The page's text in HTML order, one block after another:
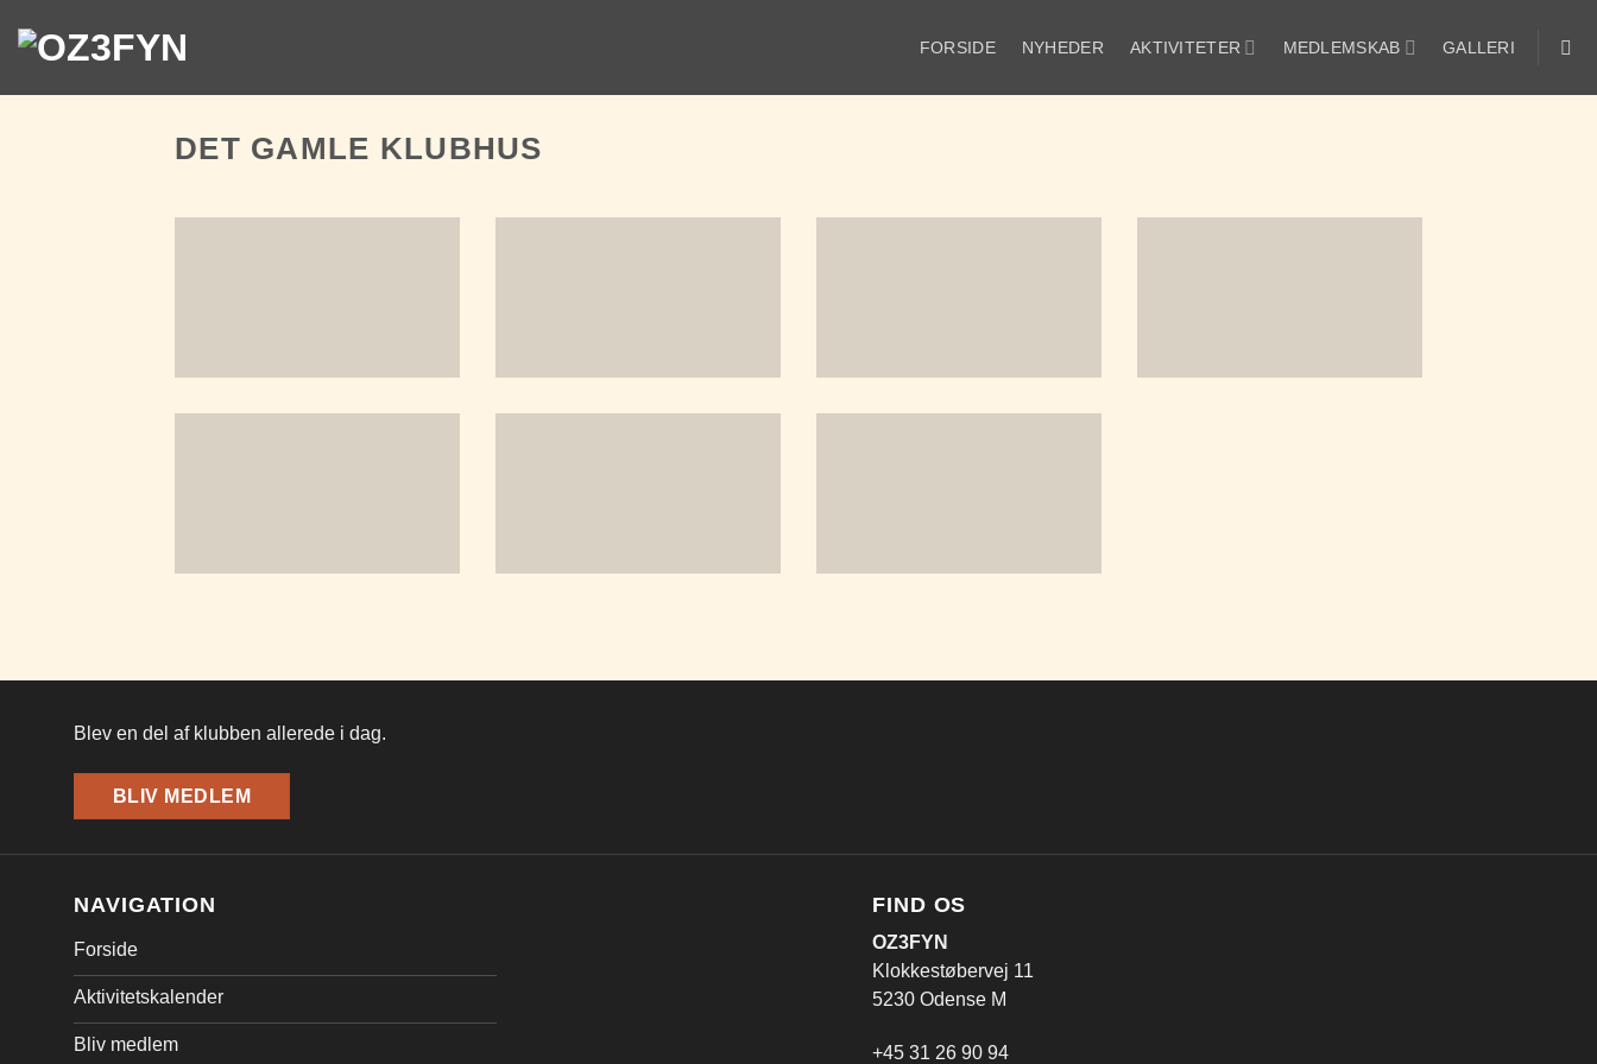
FORSIDE NYHEDER AKTIVITETER MEDLEMSKAB GALLERI
DET GAMLE KLUBHUS
Blev en del af klubben allerede i dag.
BLIV MEDLEM
NAVIGATION
Forside
Aktivitetskalender
Bliv medlem
FIND OS
OZ3FYN
Klokkestøbervej 11
5230 Odense M
+45 31 26 90 94